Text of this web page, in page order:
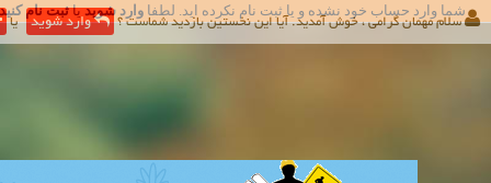
شما وارد حساب خود نشده و یا ثبت نام نکرده اید. لطفا وارد شویدیاثبت نام کنید
سلام مهمان گرامی ، خوش آمدید. آیا این نخستین بازدید شماست ؟ وارد شوید یا